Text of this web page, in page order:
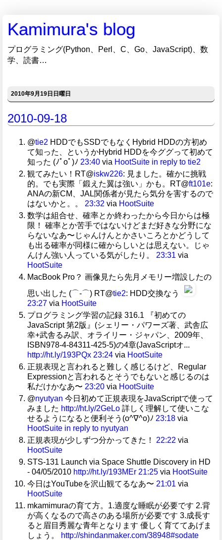
Kamimura's blog
プログラミング(Python、Perl、C、Go、JavaScript)、数
学、読書…
2010年9月19日日曜日
2010-09-18
@tie2 HDDでもSSDでもなくHybrid HDDの方初め
て知った、というかHybrid HDDを今ググって初めて
知った (ﾉﾟοﾟ)ﾉ 23:40 via HootSuite in reply to tie2
観てみたい！RT@iskw226: 見ました。確かに挑戦
的。でも実際「鍛えた翼は強い」かも。RT@ft101e:
ANAの新CM、JAL関係者が見たら気分を害するので
はないかと。。
23:32 via HootSuite
数学は組合せ、確率とか終わったから今日からは極
限！ 確率とか苦手ではないけどまだ好きな分野にな
らないなあ〜じゃんけんとかさいころとかどうして
も出る確率が同様に確からしいとは思えない。じゃ
んけん強い人っている気がしたり。
23:31 via
HootSuite
MacBook Pro？ 画像見たら先月メモリー増設したの
思い出した (⌒-⌒) RT@tie2: HDD交換なう
23:27 via HootSuite
プログラミング学習の記録 316.1 『初めての
JavaScript 第2版』(シェリー・パワーズ著、武舎広
幸+武舎るみ訳、オライリー・ジャパン、2009年、
ISBN978-4-84311-425-5)の4章(JavaScriptオ...
http://ht.ly/193PQx 23:24 via HootSuite
正規表現と言われると難しく感じるけど、Regular
Expressionと言われるとそうでもないと感じるのは
私だけかなあ〜 23:20 via HootSuite
@nyutyan 今日初めて正規表現をJavaScriptで使って
みました http://ht.ly/2GeLo 詳しく理解して使いこな
せるようになると便利そう(o^∇^o)ﾉ 23:18 via
HootSuite in reply to nyutyan
正規表現が少しずつ分かってきた！
22:22 via
HootSuite
STS-131 Launch via Space Shuttle Discovery in HD
- 04/05/2010 http://ht.ly/193MEr 21:25 via HootSuite
今日はYouTubeを沢山観てるなあ〜 21:01 via
HootSuite
mkamimuraの育て方。1.適度な睡眠が必要です 2.背
が高くなるので高さのある場所が必要です 3.成長す
ると眉目秀麗な青年となります 優しく育ててあげま
しょう。
http://shindanmaker.com/38948#sodate